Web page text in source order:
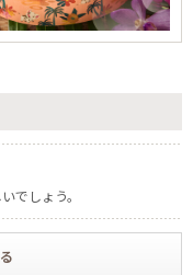
でしょう。